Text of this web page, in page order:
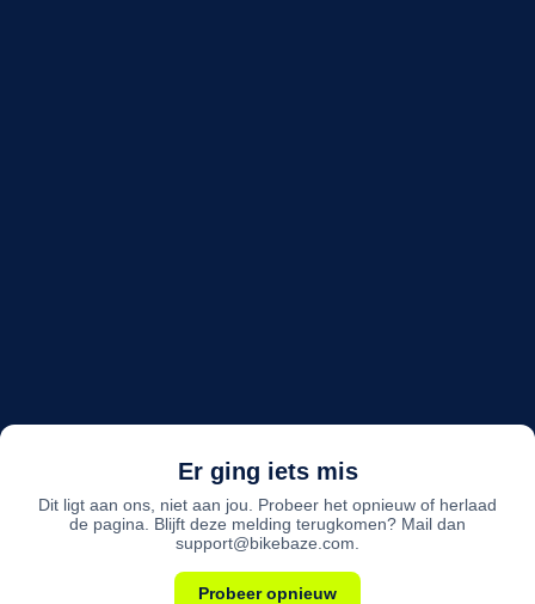
Er ging iets mis
Dit ligt aan ons, niet aan jou. Probeer het opnieuw of herlaad
de pagina. Blijft deze melding terugkomen? Mail dan
support@bikebaze.com.
Probeer opnieuw